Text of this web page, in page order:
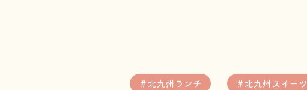
＃北九州ランチ ＃北九州スイーツ